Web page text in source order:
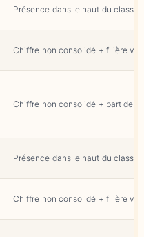
Présence dans le haut du
Chiffre non consolidé + filière
Chiffre non consolidé + part de
Présence dans le haut du
Chiffre non consolidé + filière